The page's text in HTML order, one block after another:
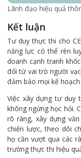
Lãnh đạo hiệu quả
Kết luận
Tư duy thực thi cho
năng lực có thể rèn
doanh cạnh tranh
đổi từ vai trò người
đảm bảo mọi kế
Việc xây dựng tư duy
không ngừng học hỏi.
rõ ràng, xây dựng
chiến lược, theo dõi
họ cần vượt qua các
trường thực thi hiệu